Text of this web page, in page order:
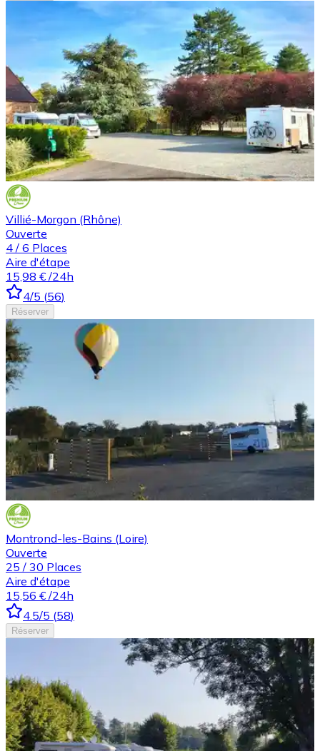
Villié-Morgon (Rhône)
Ouverte
4 / 6 Places
Aire d'étape
15,98 € /24h
4/5 (56)
Réserver
Montrond-les-Bains (Loire)
Ouverte
25 / 30 Places
Aire d'étape
15,56 € /24h
4.5/5 (58)
Réserver